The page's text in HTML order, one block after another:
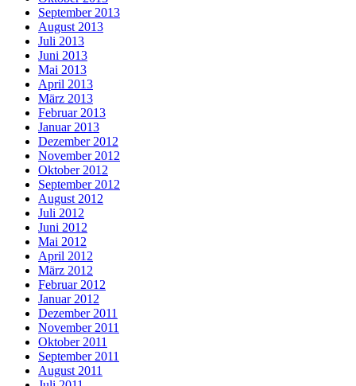
September 2013
August 2013
Juli 2013
Juni 2013
Mai 2013
April 2013
März 2013
Februar 2013
Januar 2013
Dezember 2012
November 2012
Oktober 2012
September 2012
August 2012
Juli 2012
Juni 2012
Mai 2012
April 2012
März 2012
Februar 2012
Januar 2012
Dezember 2011
November 2011
Oktober 2011
September 2011
August 2011